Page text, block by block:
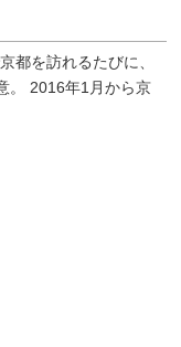
都を訪れるたびに、
。 2016年1月から京